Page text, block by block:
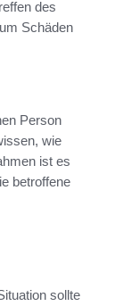
des
Schäden
Person
wie
ist es
betroffene
sollte